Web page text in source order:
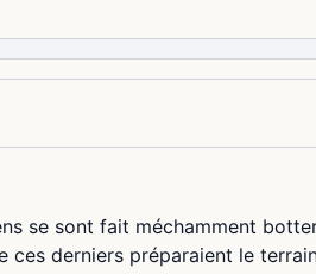
se sont fait méchamment
derniers préparaient le